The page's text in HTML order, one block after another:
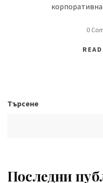
0
Търсене
Последни